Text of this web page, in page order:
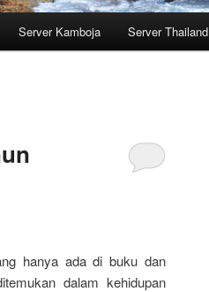
Server Kamboja Server Thailand
hanya ada di buku dan
dalam kehidupan